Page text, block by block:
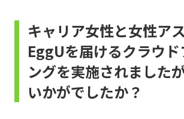
キャリア女性と女性ア
EggUを届けるクラウド
ングを実施されました
いかがでしたか？